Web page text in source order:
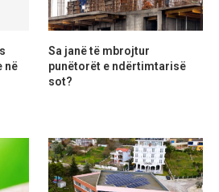
në
Sa janë të mbrojtur
punëtorët e ndërtimtarisë
sot?